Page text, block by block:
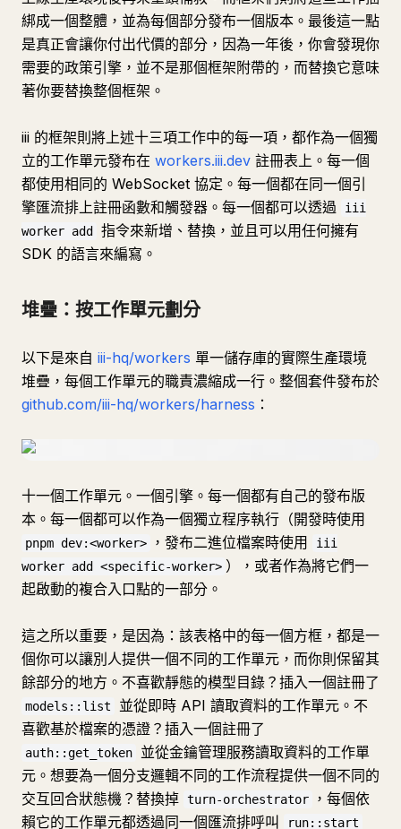
綁成一個整體，並為每個部分發布一個版本。最後這一點
是真正會讓你付出代價的部分，因為一年後，你會發現你
需要的政策引擎，並不是那個框架附帶的，而替換它意味
著你要替換整個框架。
iii 的框架則將上述十三項工作中的每一項，都作為一個獨
立的工作單元發布在 workers.iii.dev 註冊表上。每一個
都使用相同的 WebSocket 協定。每一個都在同一個引
擎匯流排上註冊函數和觸發器。每一個都可以透過
iii
worker add
指令來新增、替換，並且可以用任何擁有
SDK 的語言來編寫。
堆疊：按工作單元劃分
以下是來自 iii-hq/workers 單一儲存庫的實際生產環境
堆疊，每個工作單元的職責濃縮成一行。整個套件發布於
github.com/iii-hq/workers/harness ：
十一個工作單元。一個引擎。每一個都有自己的發布版
本。每一個都可以作為一個獨立程序執行（開發時使用
pnpm dev:<worker> ，發布二進位檔案時使用
iii
worker add <specific-worker> ），或者作為將它們一
起啟動的複合入口點的一部分。
這之所以重要，是因為：該表格中的每一個方框，都是一
個你可以讓別人提供一個不同的工作單元，而你則保留其
餘部分的地方。不喜歡靜態的模型目錄？插入一個註冊了
models::list
並從即時 API 讀取資料的工作單元。不
喜歡基於檔案的憑證？插入一個註冊了
auth::get_token
並從金鑰管理服務讀取資料的工作單
元。想要為一個分支邏輯不同的工作流程提供一個不同的
交互回合狀態機？替換掉 turn-orchestrator
，每個依
賴它的工作單元都透過同一個匯流排呼叫
run::start